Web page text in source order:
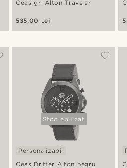
Ceas gri Alton Traveler
535,00 Lei
Stoc epuizat
Ceas Drifter Alton negru
Personalizabil